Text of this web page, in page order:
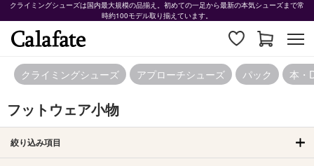
クライミングシューズは国内最大規模の品揃え。初めての一足から最新の本気シューズまで常
時約100モデル取り揃えています。
クライミングシューズ アプローチシューズ パック 本・
フットウェア小物
絞り込み項目